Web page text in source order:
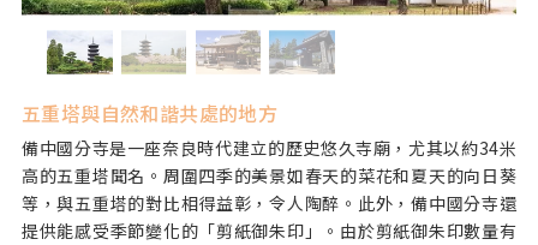
五重塔與自然和諧共處的地方
備中國分寺是一座奈良時代建立的歷史悠久寺廟，尤其以約34米
高的五重塔聞名。周圍四季的美景如春天的菜花和夏天的向日葵
等，與五重塔的對比相得益彰，令人陶醉。此外，備中國分寺還
提供能感受季節變化的「剪紙御朱印」。由於剪紙御朱印數量有